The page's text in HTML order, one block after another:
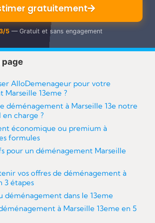
gratuitement
5 — Gratuit et sans engagement
page
AlloDemenageur pour votre
Marseille 13eme ?
déménagement à Marseille 13e notre
charge ?
économique ou premium à
formules
pour un déménagement Marseille
vos offres de déménagement à
3 étapes
déménagement dans le 13eme
à Marseille 13eme en 5